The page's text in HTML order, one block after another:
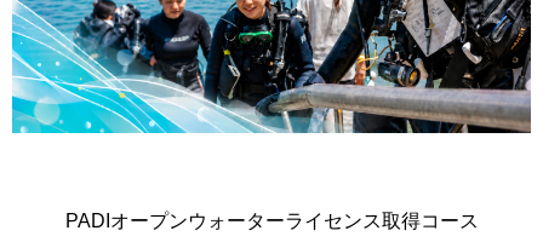
PADIオープンウォーターライセンス取得コース